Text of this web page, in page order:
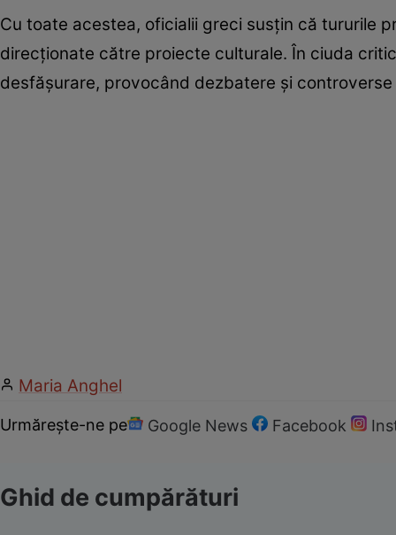
Cu toate acestea, oficialii greci susțin că tururile
direcționate către proiecte culturale. În ciuda
desfășurare, provocând dezbatere și
Maria Anghel
Urmărește-ne pe Google News Facebook
Ghid de cumpărături